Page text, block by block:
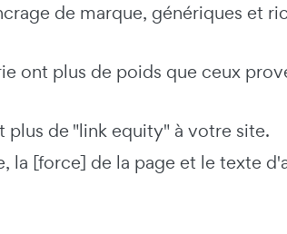
de marque, génériques et
ont plus de poids que ceux
plus de "link equity" à votre site.
la [force] de la page et le texte